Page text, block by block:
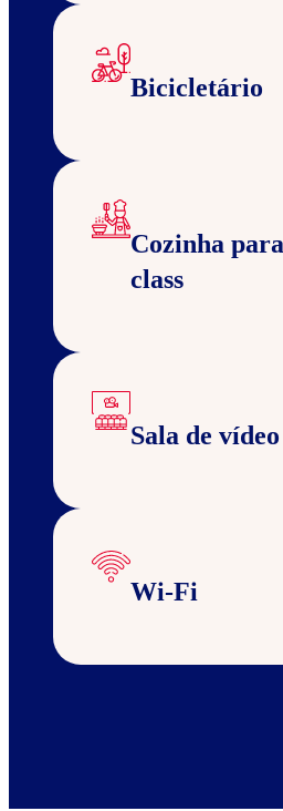
Bicicletário
Cozinha
class
Sala de vídeo
Wi-Fi